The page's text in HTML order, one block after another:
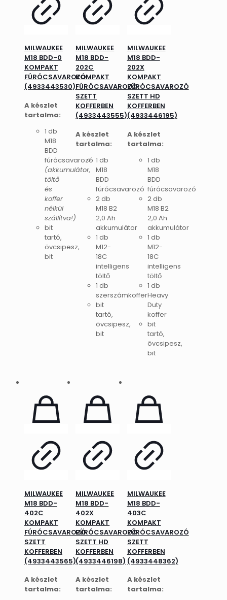
MILWAUKEE
M18 BDD-0
KOMPAKT
FÚRÓCSAVAROZÓ
(4933443530)
A készlet
tartalma:
1 db
M18
BDD
fúrócsavarozó
(akkumulátor,
töltő
és
koffer
nélkül
szállítva!)
bit
tartó,
övcsipesz,
bit
MILWAUKEE
M18 BDD-
202C
KOMPAKT
FÚRÓCSAVAROZÓ
SZETT
KOFFERBEN
(4933443555)
A készlet
tartalma:
1 db
M18
BDD
fúrócsavarozó
2 db
M18 B2
2,0 Ah
akkumulátor
1 db
M12-
18C
intelligens
töltő
1 db
szerszámkoffer
bit
tartó,
övcsipesz,
bit
MILWAUKEE
M18 BDD-
202X
KOMPAKT
FÚRÓCSAVAROZÓ
SZETT HD
KOFFERBEN
(4933446195)
A készlet
tartalma:
1 db
M18
BDD
fúrócsavarozó
2 db
M18 B2
2,0 Ah
akkumulátor
1 db
M12-
18C
intelligens
töltő
1 db
Heavy
Duty
koffer
bit
tartó,
övcsipesz,
bit
MILWAUKEE
M18 BDD-
402C
KOMPAKT
FÚRÓCSAVAROZÓ
SZETT
KOFFERBEN
(4933443565)
A készlet
tartalma:
MILWAUKEE
M18 BDD-
402X
KOMPAKT
FÚRÓCSAVAROZÓ
SZETT HD
KOFFERBEN
(4933446198)
A készlet
tartalma:
MILWAUKEE
M18 BDD-
403C
KOMPAKT
FÚRÓCSAVAROZÓ
SZETT
KOFFERBEN
(4933448362)
A készlet
tartalma: